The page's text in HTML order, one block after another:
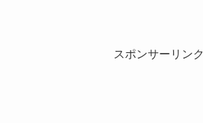
スポンサーリンク